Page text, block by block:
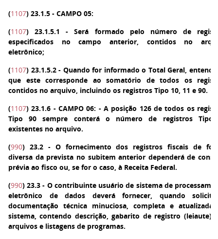
(1107) 23.1.5 - CAMPO 05:
(1107) 23.1.5.1 - Será formado pelo número de
especificados no campo anterior, contidos no
eletrônico;
(1107) 23.1.5.2 - Quando for informado o Total Geral,
que este corresponde ao somatório de todos os
contidos no arquivo, incluindo os registros Tipo 10, 11 e 90.
(1107) 23.1.6 - CAMPO 06: - A posição 126 de todos os
Tipo 90 sempre conterá o número de registros Tipo
existentes no arquivo.
(990) 23.2 - O fornecimento dos registros fiscais de
diversa da prevista no subitem anterior dependerá de
prévia ao fisco ou, se for o caso, à Receita Federal.
(990) 23.3 - O contribuinte usuário de sistema de
eletrônico de dados deverá fornecer, quando
documentação técnica minuciosa, completa e atualizada
sistema, contendo descrição, gabarito de registro (leiaute)
arquivos e listagens de programas.